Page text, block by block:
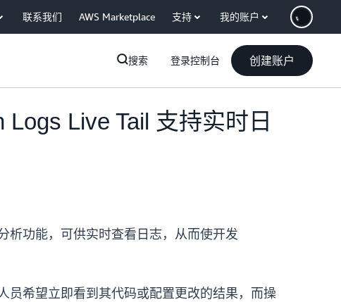
联系我们 AWS Marketplace 支持 我的账户
搜索 登录控制台 创建账户
Live Tail 支持实时日
析功能，可供实时查看日志，从而使开发
员希望立即看到其代码或配置更改的结果，而操